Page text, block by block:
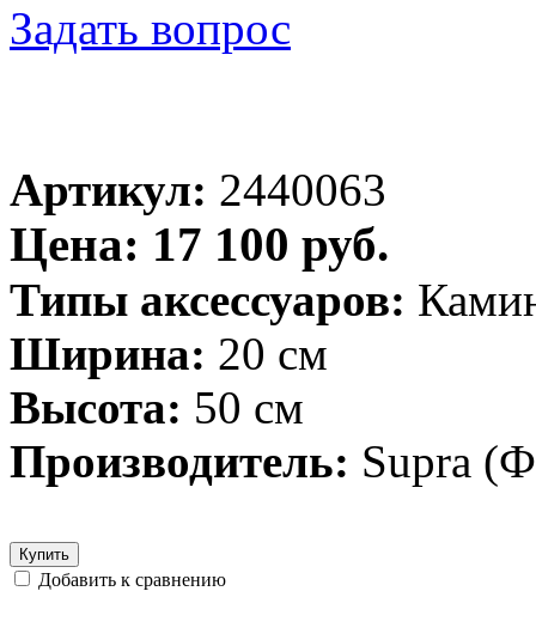
Задать вопрос
Артикул: 2440063
Цена: 17 100 руб.
Типы аксессуаров:
Ширина: 20 см
Высота: 50 см
Производитель: Supra
Купить
Добавить к сравнению